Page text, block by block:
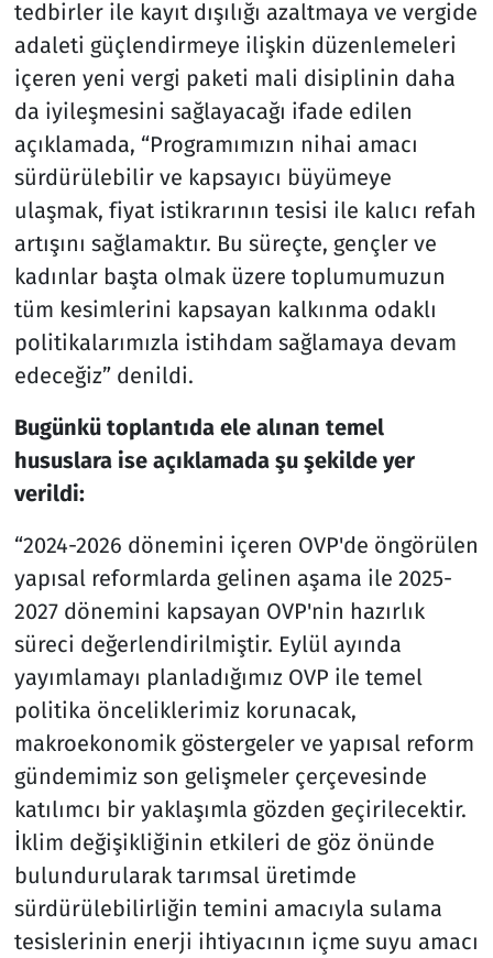
tedbirler ile kayıt dışılığı azaltmaya ve vergide
adaleti güçlendirmeye ilişkin düzenlemeleri
içeren yeni vergi paketi mali disiplinin daha
da iyileşmesini sağlayacağı ifade edilen
açıklamada, “Programımızın nihai amacı
sürdürülebilir ve kapsayıcı büyümeye
ulaşmak, fiyat istikrarının tesisi ile kalıcı refah
artışını sağlamaktır. Bu süreçte, gençler ve
kadınlar başta olmak üzere toplumumuzun
tüm kesimlerini kapsayan kalkınma odaklı
politikalarımızla istihdam sağlamaya devam
edeceğiz” denildi.
Bugünkü toplantıda ele alınan temel
hususlara ise açıklamada şu şekilde yer
verildi:
“2024-2026 dönemini içeren OVP'de öngörülen
yapısal reformlarda gelinen aşama ile 2025-
2027 dönemini kapsayan OVP'nin hazırlık
süreci değerlendirilmiştir. Eylül ayında
yayımlamayı planladığımız OVP ile temel
politika önceliklerimiz korunacak,
makroekonomik göstergeler ve yapısal reform
gündemimiz son gelişmeler çerçevesinde
katılımcı bir yaklaşımla gözden geçirilecektir.
İklim değişikliğinin etkileri de göz önünde
bulundurularak tarımsal üretimde
sürdürülebilirliğin temini amacıyla sulama
tesislerinin enerji ihtiyacının içme suyu amacı